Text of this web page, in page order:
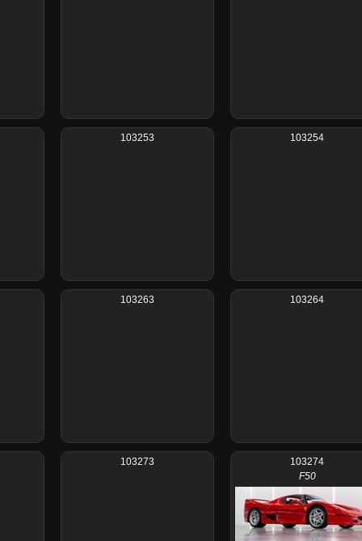
103253 103254
103263 103264
103273
103274
F50